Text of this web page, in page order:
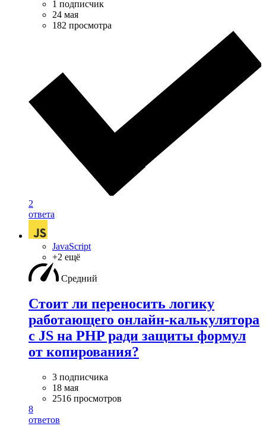
1 подписчик
24 мая
182 просмотра
2
ответа
JavaScript
+2 ещё
Средний
Стоит ли переносить логику
работающего онлайн-калькулятора
с JS на PHP ради защиты формул
от копирования?
3 подписчика
18 мая
2516 просмотров
8
ответов